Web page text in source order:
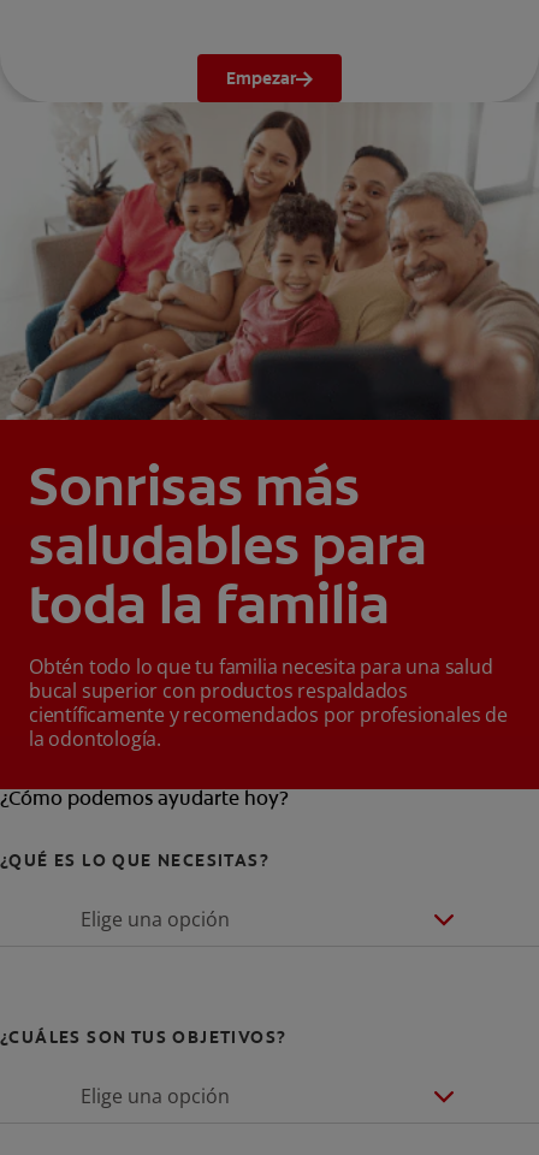
Empezar
Sonrisas más
saludables para
toda la familia
Obtén todo lo que tu familia necesita para una salud
bucal superior con productos respaldados
científicamente y recomendados por profesionales de
la odontología.
¿Cómo podemos ayudarte hoy?
¿QUÉ ES LO QUE NECESITAS?
Elige una opción
¿CUÁLES SON TUS OBJETIVOS?
Elige una opción